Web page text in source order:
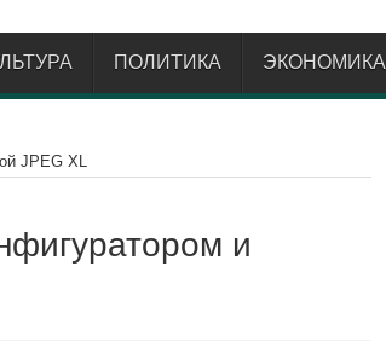
ПОЛИТИКА ЭКОНОМИКА
JPEG XL
и